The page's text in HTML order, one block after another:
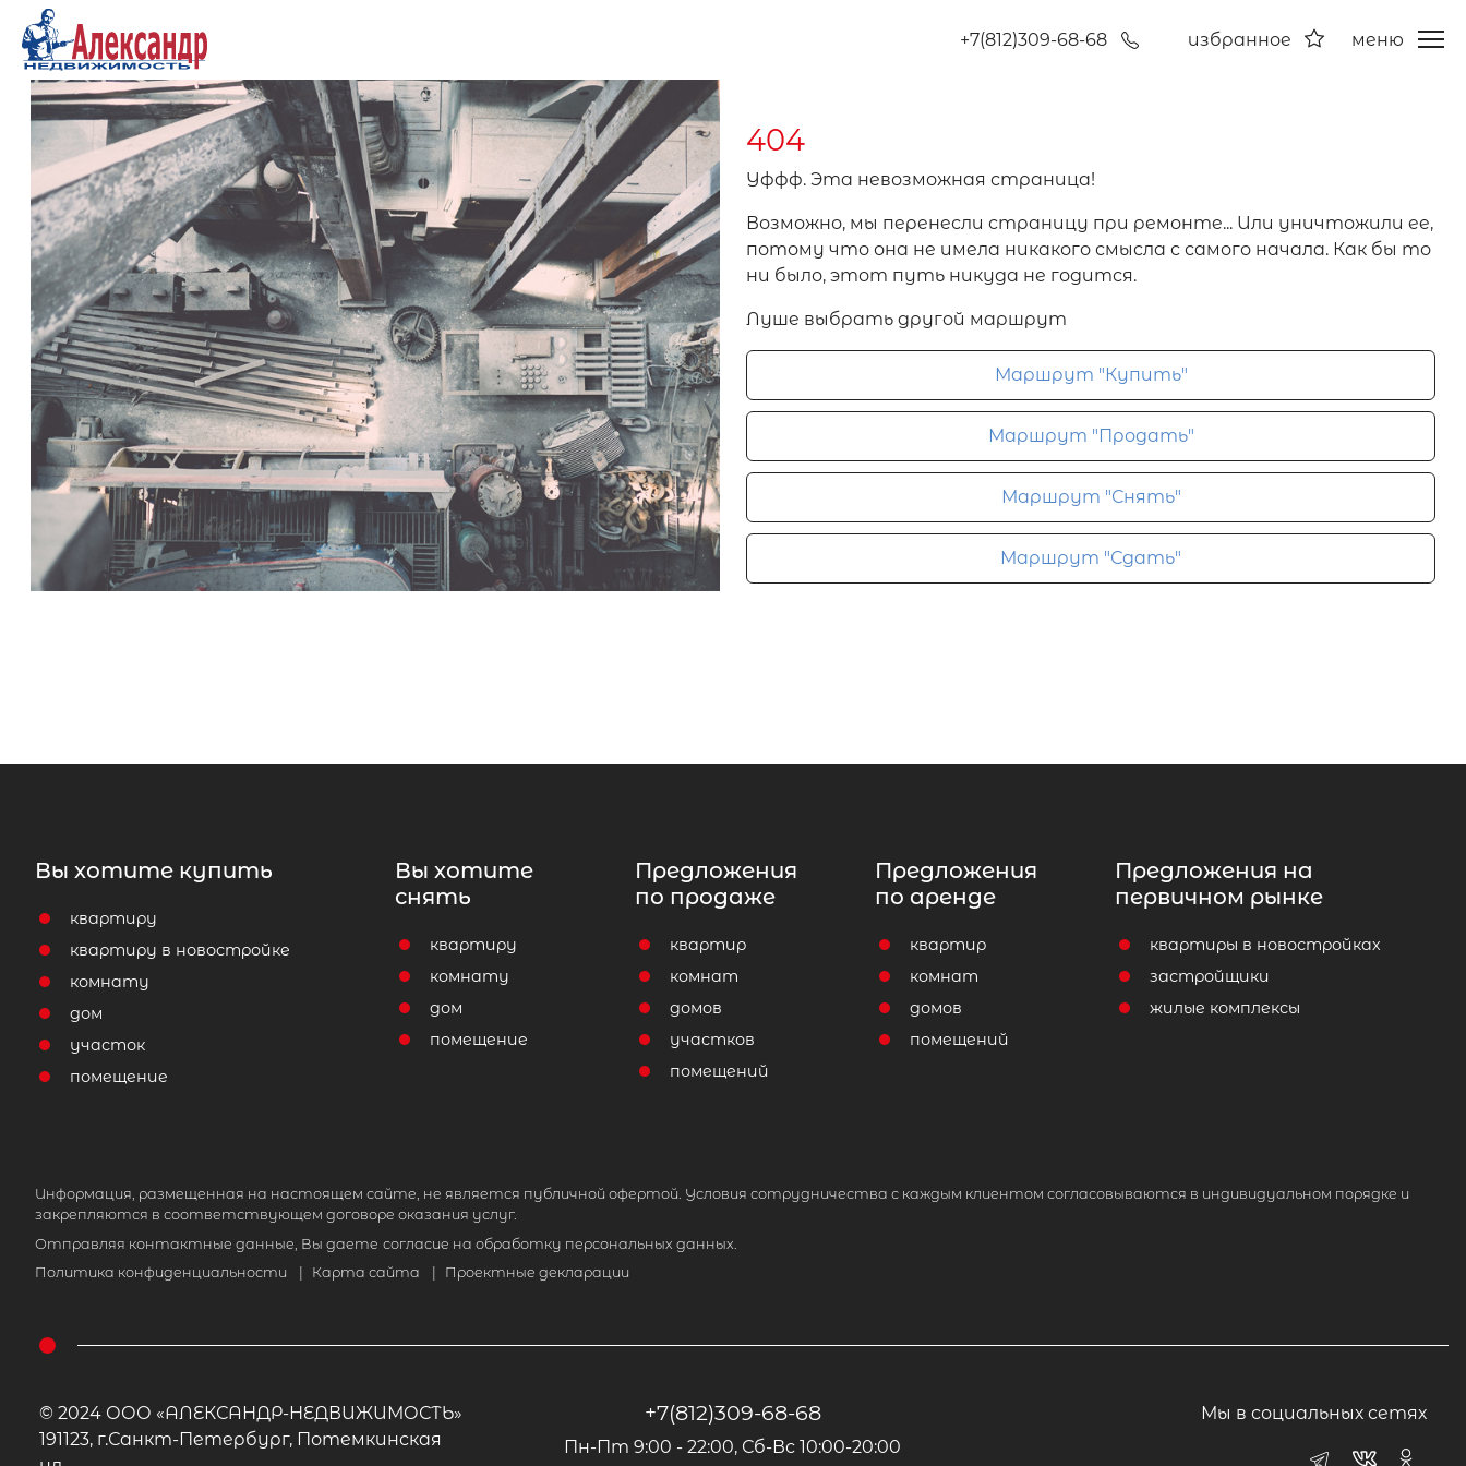
+7(812)309-68-68 избранное меню
404
Уффф. Эта невозможная страница!
Возможно, мы перенесли страницу при ремонте... Или уничтожили ее,
потому что она не имела никакого смысла с самого начала. Как бы то
ни было, этот путь никуда не годится.
Луше выбрать другой маршрут
Маршрут "Купить"
Маршрут "Продать"
Маршрут "Снять"
Маршрут "Сдать"
Вы хотите купить
квартиру
квартиру в новостройке
комнату
дом
участок
помещение
Вы хотите
снять
квартиру
комнату
дом
помещение
Предложения
по продаже
квартир
комнат
домов
участков
помещений
Предложения
по аренде
квартир
комнат
домов
помещений
Предложения на
первичном рынке
квартиры в новостройках
застройщики
жилые комплексы
Информация, размещенная на настоящем сайте, не является публичной офертой. Условия сотрудничества с каждым клиентом согласовываются в индивидуальном порядке и
закрепляются в соответствующем договоре оказания услуг.
Отправляя контактные данные, Вы даете согласие на обработку персональных данных.
Политика конфиденциальности
Карта сайта Проектные декларации
© 2024 ООО «АЛЕКСАНДР-НЕДВИЖИМОСТЬ»
191123, г.Санкт-Петербург, Потемкинская
+7(812)309-68-68
Пн-Пт 9:00 - 22:00, Сб-Вс 10:00-20:00
Мы в социальных сетях